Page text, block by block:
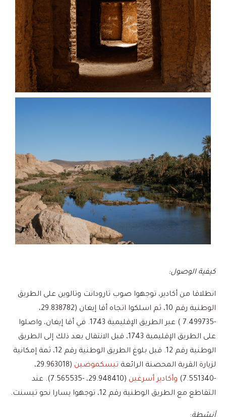
كيفية الوصول:
انطلاقا من أكادير، توجهوا صوب تارودانت وتالوين على الطريق
الوطنية رقم 10، ثم اسلكوا اتجاه أقا إيغان (29.838782،
-7.499735 ) عبر الطريق الإقليمية 1743. في أقا إيغان، واصلوا
على الطريق الإقليمية 1743، قبل الانتقال بعد ذلك إلى الطريق
الوطنية رقم 12. قبل بلوغ الطريق الوطنية رقم 12، ثمة إمكانية
لزيارة القرية المحصنة الرائعة تيسكموضين
(29.963018،
-7.551340)
وأكادير أسرغين
(29.948410، -7.565535). عند
التقاطع مع الطريق الوطنية رقم 12، توجهوا يسارا نحو تيسنت.